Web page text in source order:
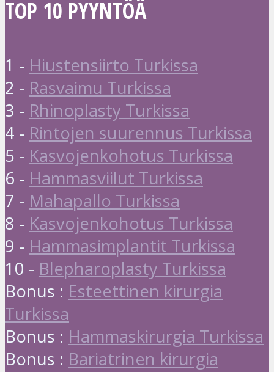
TOP 10 PYYNTÖÄ
1 - Hiustensiirto Turkissa
2 - Rasvaimu Turkissa
3 - Rhinoplasty Turkissa
4 - Rintojen suurennus Turkissa
5 - Kasvojenkohotus Turkissa
6 - Hammasviilut Turkissa
7 - Mahapallo Turkissa
8 - Kasvojenkohotus Turkissa
9 - Hammasimplantit Turkissa
10 - Blepharoplasty Turkissa
Bonus : Esteettinen kirurgia
Turkissa
Bonus : Hammaskirurgia Turkissa
Bonus : Bariatrinen kirurgia